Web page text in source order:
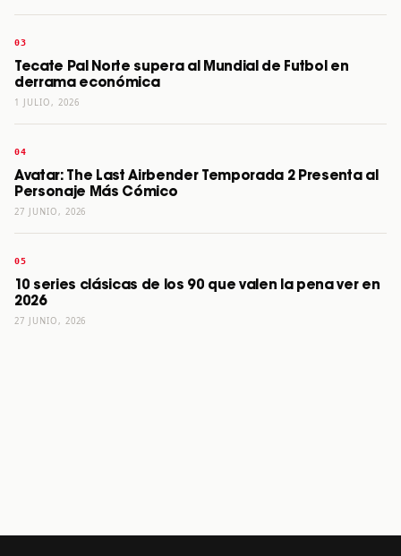
Tecate Pal Norte supera al Mundial de Futbol en
derrama económica
1 JULIO, 2026
Avatar: The Last Airbender Temporada 2 Presenta al
Personaje Más Cómico
27 JUNIO, 2026
10 series clásicas de los 90 que valen la pena ver en
2026
27 JUNIO, 2026